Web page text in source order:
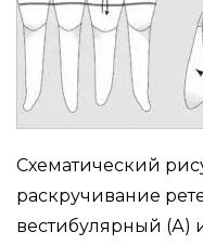
Схематический
раскручивание
вестибулярный (А)